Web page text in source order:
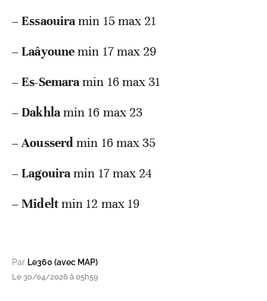
–Essaouiramin 15 max 21
–Laâyounemin 17 max 29
–Es-Semaramin 16 max 31
–Dakhlamin 16 max 23
–Aousserdmin 16 max 35
–Lagouiramin 17 max 24
–Mideltmin 12 max 19
Par Le360 (avec MAP)
Le 30/04/2026 à 05h59